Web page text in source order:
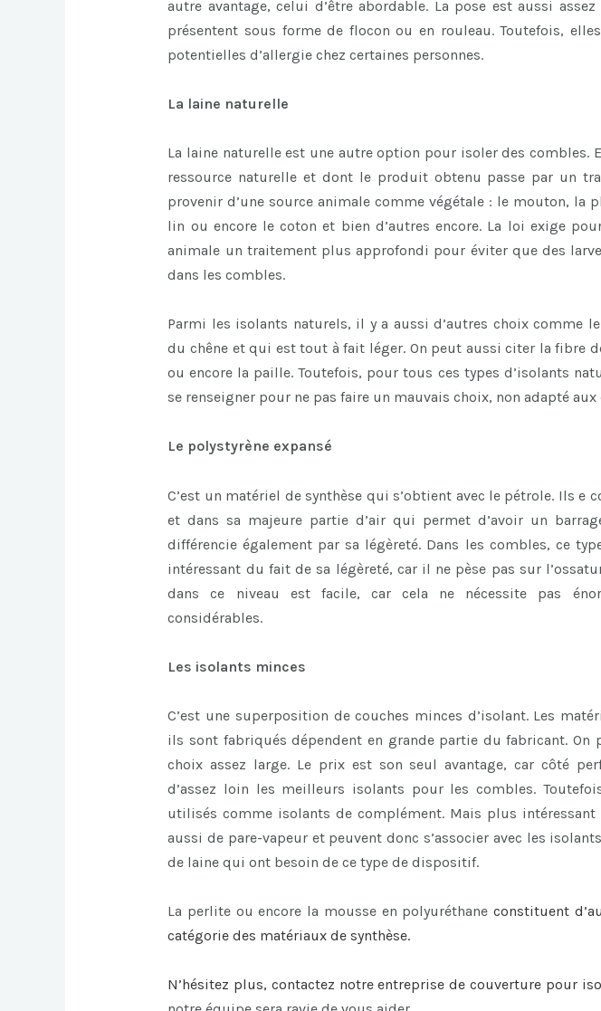
autre avantage, celui d’être abordable. La pose est aussi
présentent sous forme de flocon ou en rouleau. Toutefois,
potentielles d’allergie chez certaines personnes.
La laine naturelle
La laine naturelle est une autre option pour isoler des combles.
ressource naturelle et dont le produit obtenu passe par un
provenir d’une source animale comme végétale : le mouton, la
lin ou encore le coton et bien d’autres encore. La loi exige
animale un traitement plus approfondi pour éviter que des
dans les combles.
Parmi les isolants naturels, il y a aussi d’autres choix comme
du chêne et qui est tout à fait léger. On peut aussi citer la fibre
ou encore la paille. Toutefois, pour tous ces types d’isolants
se renseigner pour ne pas faire un mauvais choix, non adapté
Le polystyrène expansé
C’est un matériel de synthèse qui s’obtient avec le pétrole. Ils e
et dans sa majeure partie d’air qui permet d’avoir un
différencie également par sa légèreté. Dans les combles, ce
intéressant du fait de sa légèreté, car il ne pèse pas sur
dans ce niveau est facile, car cela ne nécessite pas
considérables.
Les isolants minces
C’est une superposition de couches minces d’isolant. Les
ils sont fabriqués dépendent en grande partie du fabricant. On
choix assez large. Le prix est son seul avantage, car côté
d’assez loin les meilleurs isolants pour les combles.
utilisés comme isolants de complément. Mais plus intéressant
aussi de pare-vapeur et peuvent donc s’associer avec les
de laine qui ont besoin de ce type de dispositif.
La perlite ou encore la mousse en polyuréthane constituent
catégorie des matériaux de synthèse.
N’hésitez plus, contactez notre entreprise de couverture pour